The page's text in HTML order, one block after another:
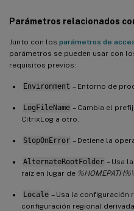
Parámetros relacionados
Junto con los parámetros de
parámetros se pueden usar con
requisitos previos:
Environment – Entorno de
LogFileName – Cambia el
CitrixLog a otro.
StopOnError – Detiene la
AlternateRootFolder – Usa
raíz en lugar de
Locale – Usa la configuración
configuración regional